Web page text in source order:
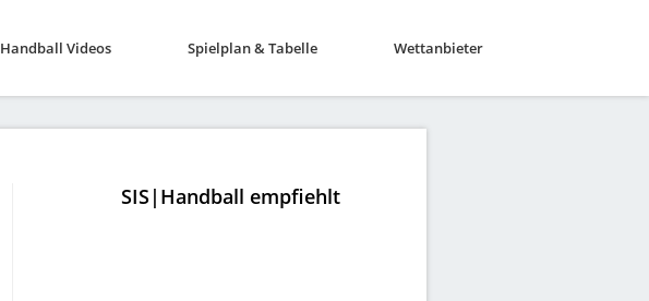
Handball Videos Spielplan & Tabelle Wettanbieter
SIS|Handball empfiehlt